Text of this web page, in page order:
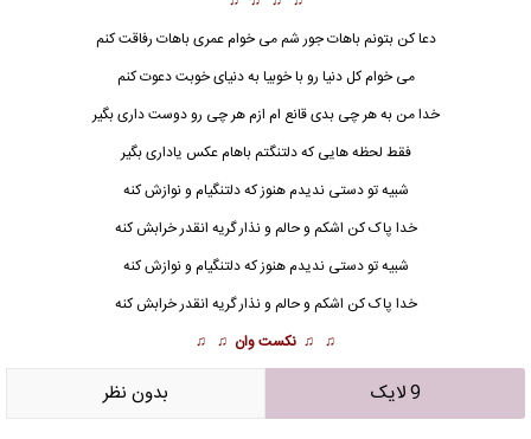
دعا کن بتونم باهات جور شم می خوام عمری باهات رفاقت کنم
می خوام کل دنیا رو با خوبیا به دنیای خوبت دعوت کنم
خدا من به هر چی بدی قانع ام ازم هر چی رو دوست داری بگیر
فقط لحظه هایی که دلتنگتم باهام عکس یاداری بگیر
شبیه تو دستی ندیدم هنوز که دلتنگیام و نوازش کنه
خدا پاک کن اشکم و حالم و نذار گریه انقدر خرابش کنه
شبیه تو دستی ندیدم هنوز که دلتنگیام و نوازش کنه
خدا پاک کن اشکم و حالم و نذار گریه انقدر خرابش کنه
♫ ♫ نکست وان ♫ ♫
9 لایک بدون نظر